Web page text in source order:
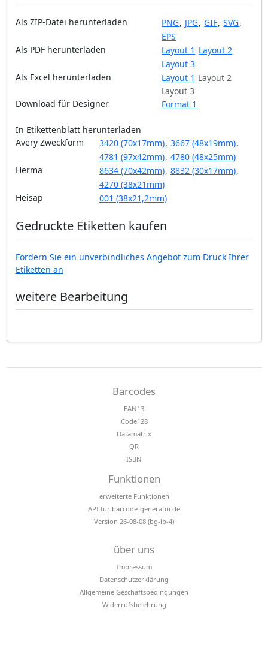
Als ZIP-Datei herunterladen PNG, JPG, GIF, SVG,
EPS
Als PDF herunterladen
Layout 1 Layout 2
Layout 3
Als Excel herunterladen
Layout 1 Layout 2
Layout 3
Download für Designer
Format 1
In Etikettenblatt herunterladen
Avery Zweckform
3420 (70x17mm), 3667 (48x19mm),
4781 (97x42mm), 4780 (48x25mm)
Herma
8634 (70x42mm), 8832 (30x17mm),
4270 (38x21mm)
Heisap
001 (38x21,2mm)
Gedruckte Etiketten kaufen
Fordern Sie ein unverbindliches Angebot zum Druck Ihrer
Etiketten an
weitere Bearbeitung
Barcodes
EAN13
Code128
Datamatrix
QR
ISBN
Funktionen
erweiterte Funktionen
API für barcode-generator.de
Version 26-08-08 (bg-lb-4)
über uns
Impressum
Datenschutzerklärung
Allgemeine Geschäftsbedingungen
Widerrufsbelehrung